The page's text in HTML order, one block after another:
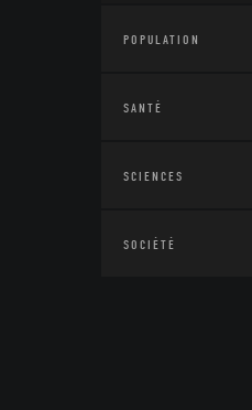
POPULATION
SANTÉ
SCIENCES
SOCIÉTÉ